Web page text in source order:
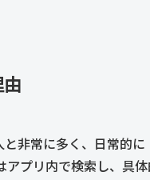
非常に多く、日常的
プリ内で検索し、具